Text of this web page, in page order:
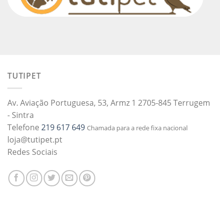
TUTIPET
Av. Aviação Portuguesa, 53, Armz 1 2705-845 Terrugem
- Sintra
Telefone 219 617 649 Chamada para a rede fixa nacional
loja@tutipet.pt
Redes Sociais